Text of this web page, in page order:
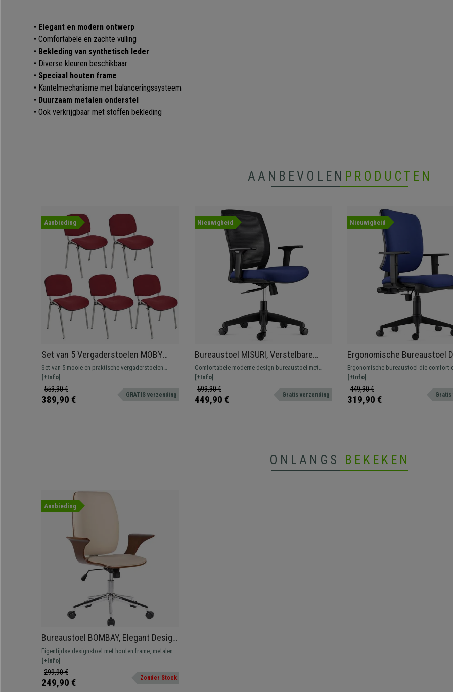
• Elegant en modern ontwerp
• Comfortabele en zachte vulling
• Bekleding van synthetisch leder
• Diverse kleuren beschikbaar
• Speciaal houten frame
• Kantelmechanisme met balanceringssysteem
• Duurzaam metalen onderstel
• Ook verkrijgbaar met stoffen bekleding
AANBEVOLEN PRODUCTEN
Aanbieding
Set van 5 Vergaderstoelen MOBY
BASE, Comfortabel en praktisch,
Kleur Bordeaux en Chromen Poten
Set van 5 mooie en praktische vergaderstoelen
MOBY BASE, een typische vergaderstoel om in
wacht- of vergaderruimtes te plaatsen voor klanten
of bezoekers.
[+Info]
559,90 €
389,90 € GRATIS verzending
Nieuwigheid
Bureaustoel MISURI, Verstelbare
Armleuningen, in Ademende Mesh
Zwart/Donkerblauw
Comfortabele moderne design bureaustoel met
ademende mesh bekleding verkrijgbaar in diverse
kleuren
[+Info]
599,90 €
449,90 € Gratis verzending
Nieuwigheid
Ergonomische Bureaustoel
Met Dikke Vulling en
Synchroonmechanisme, Kleur
Donkerblauw
Ergonomische bureaustoel die comfort
met vele verstelmogelijkheden en
voor een intensief gebruik thuis of op
[+Info]
449,90 €
319,90 € Gratis
ONLANGS BEKEKEN
Aanbieding
Bureaustoel BOMBAY, Elegant Design,
Metalen Onderstel in Walnoothout en
Crèmekleurig Leder
Eigentijdse designstoel met houten frame, metalen
onderstel en bekleed met hoogwaardig synthetisch
leder.
[+Info]
299,90 €
249,90 € Zonder Stock